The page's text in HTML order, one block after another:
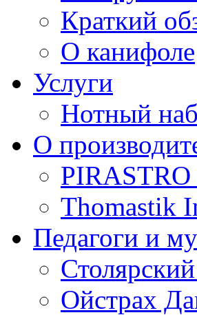
Краткий
О канифоле
Услуги
Нотный
О
Thomastik
Педагоги и
Ойстрах